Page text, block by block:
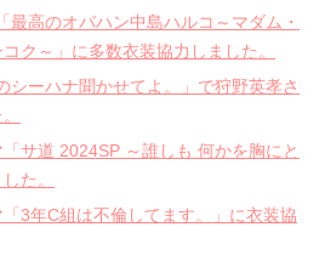
高のオバハン中島ハルコ～マダム・
ク～」に多数衣装協力しました。
シーハナ聞かせてよ。」で狩野英孝さ
サ道 2024SP ～誰しも 何かを胸にと
た。
3年C組は不倫してます。」に衣装協